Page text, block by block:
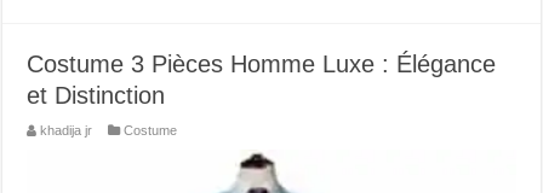
Costume 3 Pièces Homme Luxe : Élégance
et Distinction
khadija jr Costume